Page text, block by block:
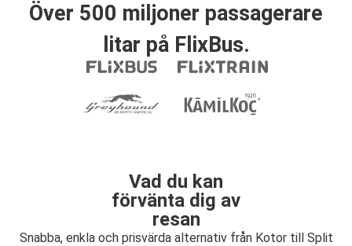
Över 500 miljoner passagerare
litar på FlixBus.
Vad du kan
förvänta dig av
resan
Snabba, enkla och prisvärda alternativ från Kotor till Split